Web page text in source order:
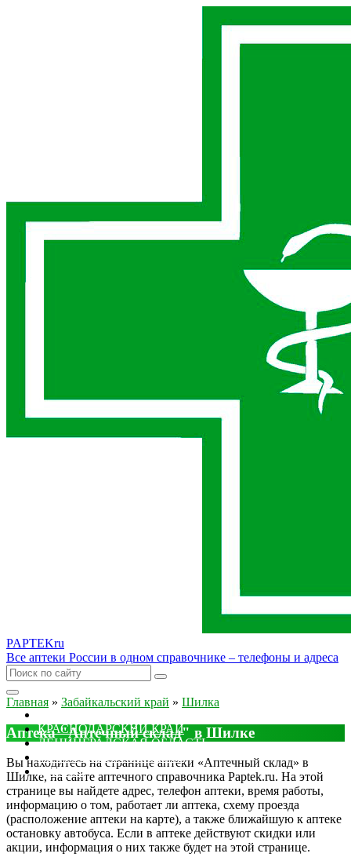
PAPTEKru
Все аптеки России в одном справочнике – телефоны и адреса
КРАСНОДАРСКИЙ КРАЙ
ЛЕНИНГРАДСКАЯ ОБЛАСТЬ
ДРУГИЕ
Главная » Забайкальский край » Шилка
Аптека "Аптечный склад" в Шилке
Вы находитесь на странице аптеки «Аптечный склад» в
Шилке, на сайте аптечного справочника Paptek.ru. На этой
странице вы найдете адрес, телефон аптеки, время работы,
информацию о том, работает ли аптека, схему проезда
(расположение аптеки на карте), а также ближайшую к аптеке
остановку автобуса. Если в аптеке действуют скидки или
акции, информация о них также будет на этой странице.